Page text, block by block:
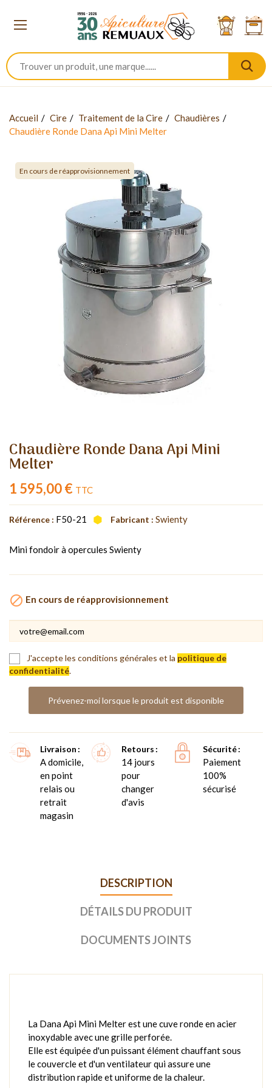
Accueil Cire Traitement de la Cire
Chaudières
Chaudière Ronde Dana Api Mini Melter
En cours de réapprovisionnement
Chaudière Ronde Dana Api Mini
Melter
1 595,00 € TTC
Référence : F50-21 Fabricant : Swienty
Mini fondoir à opercules Swienty
 En cours de réapprovisionnement
J'accepte les conditions générales et la politique de
confidentialité.
Prévenez-moi lorsque le produit est disponible
Livraison
A domicile,
en point
relais ou
retrait
magasin
Retours
14 jours
pour
changer
d'avis
Sécurité
Paiement
100%
sécurisé
DESCRIPTION
DÉTAILS DU PRODUIT
DOCUMENTS JOINTS
La Dana Api Mini Melter est une cuve ronde en acier
inoxydable avec une grille perforée.
Elle est équipée d'un puissant élément chauffant sous
le couvercle et d'un ventilateur qui assure une
distribution rapide et uniforme de la chaleur.